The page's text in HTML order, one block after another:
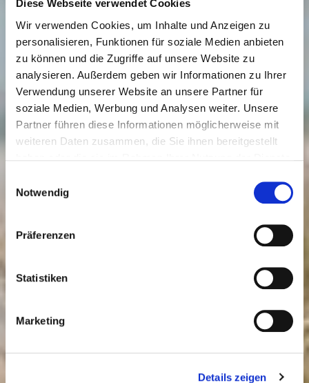
Diese Webseite verwendet Cookies
Wir verwenden Cookies, um Inhalte und Anzeigen zu
personalisieren, Funktionen für soziale Medien anbieten
zu können und die Zugriffe auf unsere Website zu
analysieren. Außerdem geben wir Informationen zu Ihrer
Verwendung unserer Website an unsere Partner für
soziale Medien, Werbung und Analysen weiter. Unsere
Partner führen diese Informationen möglicherweise mit
weiteren Daten zusammen, die Sie ihnen bereitgestellt
Cookies, wenn Sie unsere Webseite weiterhin nutzen.
Notwendig
Präferenzen
Statistiken
Marketing
Details zeigen
Salz
schwarzer Pfeffer aus der Mühle
2 TL Kapern
1 Bund Schnittlauch
2 Pack. (à 150 g) Küstengold Räucherlachs
Zubereitung:
herausschneiden, Birnenhälften in feine
beträufeln. Salat putzen, waschen, trocken
Orangensaft, Zucker und Senf verquirlen, mit
Salz und Pfeffer würzig abschmecken, Kapern
tupfen, in feine Röllchen schneiden,
unterrühren. Auf 4 Tellern erst Kohlrabi-, dann